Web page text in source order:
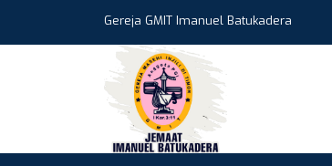
Gereja GMIT Imanuel Batukadera